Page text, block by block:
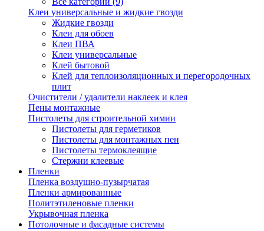
Клеи универсальные и жидкие гвозди
Жидкие гвозди
Клеи для обоев
Клеи ПВА
Клеи универсальные
Клей бытовой
Клей для теплоизоляционных и перегородочных
плит
Очистители / удалители наклеек и клея
Пены монтажные
Пистолеты для строительной химии
Пистолеты для герметиков
Пистолеты для монтажных пен
Пистолеты термоклеящие
Стержни клеевые
Пленки
Пленка воздушно-пузырчатая
Пленки армированные
Политэтиленовые пленки
Укрывочная пленка
Потолочные и фасадные системы